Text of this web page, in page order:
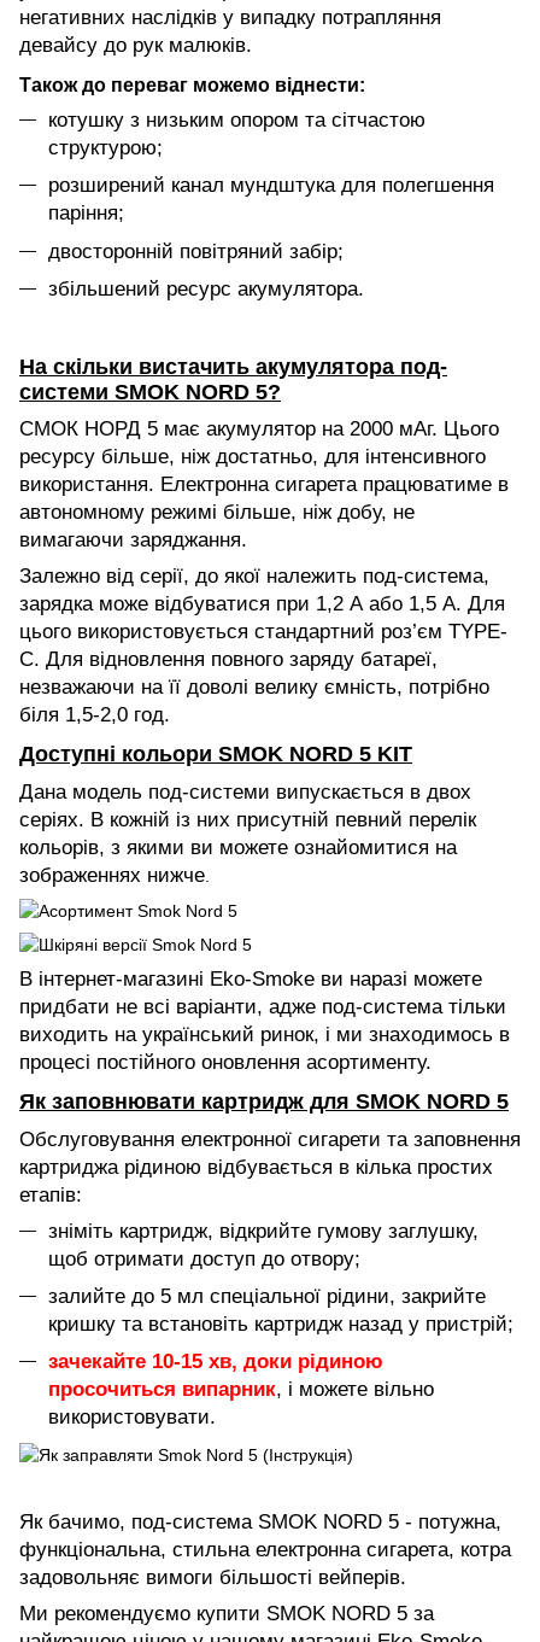
негативних наслідків у випадку потрапляння
девайсу до рук малюків.
Також до переваг можемо віднести:
котушку з низьким опором та сітчастою
структурою;
розширений канал мундштука для полегшення
паріння;
двосторонній повітряний забір;
збільшений ресурс акумулятора.
На скільки вистачить акумулятора под-
системи SMOK NORD 5?
СМОК НОРД 5 має акумулятор на 2000 мАг. Цього
ресурсу більше, ніж достатньо, для інтенсивного
використання. Електронна сигарета працюватиме в
автономному режимі більше, ніж добу, не
вимагаючи заряджання.
Залежно від серії, до якої належить под-система,
зарядка може відбуватися при 1,2 А або 1,5 А. Для
цього використовується стандартний роз’єм TYPE-
C. Для відновлення повного заряду батареї,
незважаючи на її доволі велику ємність, потрібно
біля 1,5-2,0 год.
Доступні кольори SMOK NORD 5 KIT
Дана модель под-системи випускається в двох
серіях. В кожній із них присутній певний перелік
кольорів, з якими ви можете ознайомитися на
зображеннях нижче
В інтернет-магазині Eko-Smoke ви наразі можете
придбати не всі варіанти, адже под-система тільки
виходить на український ринок, і ми знаходимось в
процесі постійного оновлення асортименту.
Як заповнювати картридж для SMOK NORD 5
Обслуговування електронної сигарети та заповнення
картриджа рідиною відбувається в кілька простих
етапів:
зніміть картридж, відкрийте гумову заглушку,
щоб отримати доступ до отвору;
залийте до 5 мл спеціальної рідини, закрийте
кришку та встановіть картридж назад у пристрій;
зачекайте 10-15 хв, доки рідиною
просочиться випарник, і можете вільно
використовувати.
Як бачимо, под-система SMOK NORD 5 - потужна,
функціональна, стильна електронна сигарета, котра
задовольняє вимоги більшості вейперів.
Ми рекомендуємо купити SMOK NORD 5 за